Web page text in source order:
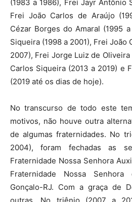
(1983 a 1986), Frei Jayr Antônio
Frei João Carlos de Araújo
Cézar Borges do Amaral (1995
Siqueira (1998 a 2001), Frei João
2007), Frei Jorge Luiz de
Carlos Siqueira (2013 a 2019) e
(2019 até os dias de hoje).
No transcurso de todo este
motivos, não houve outra
de algumas fraternidades. No
2004), foram fechadas as
Fraternidade Nossa Senhora
Fraternidade Nossa
Gonçalo-RJ. Com a graça de